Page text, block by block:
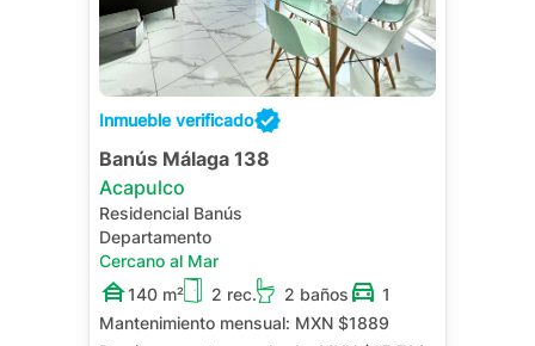
Inmueble verificado
Banús Málaga 138
Acapulco
Residencial Banús
Departamento
Cercano al Mar
140 m²
2 rec. 2 baños
1
Mantenimiento mensual: MXN $1889